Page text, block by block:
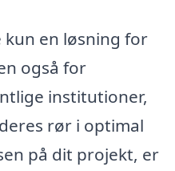
en løsning for
også for
institutioner,
rør i optimal
på dit projekt, er